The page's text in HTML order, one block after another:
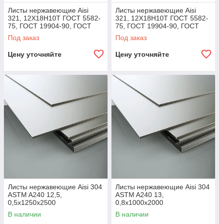
Листы нержавеющие Aisi
321, 12Х18Н10Т ГОСТ 5582-
75, ГОСТ 19904-90, ГОСТ
7350-77, ГОСТ 19903-74 360,
10,0х1500х3000
Под заказ
Цену уточняйте
Листы нержавеющие Aisi
321, 12Х18Н10Т ГОСТ 5582-
75, ГОСТ 19904-90, ГОСТ
7350-77, ГОСТ 19903-74 715,
10,0х1500х6000
Под заказ
Цену уточняйте
Листы нержавеющие Aisi 304
ASTM A240 12,5,
0,5х1250х2500
В наличии
Листы нержавеющие Aisi 304
ASTM A240 13,
0,8х1000х2000
В наличии